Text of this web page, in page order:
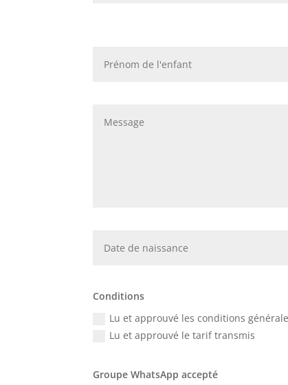
Conditions
Lu et approuvé les conditions
Lu et approuvé le tarif transmis
Groupe WhatsApp accepté